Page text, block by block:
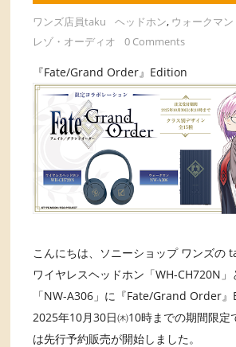
ワンズ店員taku ヘッドホン, ウォークマ
レゾ・オーディオ
0 Comments
『Fate/Grand Order』Edition
こんにちは、ソニーショップ ワンズの
ワイヤレスヘッドホン「WH-CH720N」
「NW-A306」に『Fate/Grand Order』
2025年10月30日㈭10時までの期間限定
は先行予約販売が開始しました。